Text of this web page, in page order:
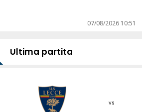
07/08/2026 10:51
Ultima partita
vs